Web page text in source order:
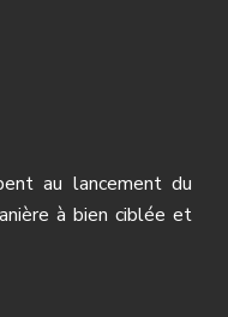
au lancement du
à bien ciblée et